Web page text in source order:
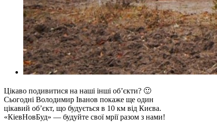
Цікаво подивитися на наші інші об’єкти? 🙂
Сьогодні Володимир Іванов покаже ще один
цікавий об’єкт, що будується в 10 км від Києва.
«КіевНовБуд» — будуйте свої мрії разом з нами!